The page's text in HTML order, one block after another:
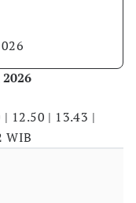
12.50 | 13.43 |
WIB